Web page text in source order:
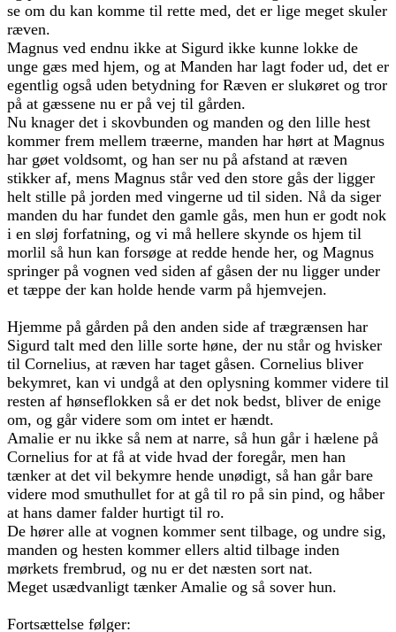
se om du kan komme til rette med, det er lige meget skuler
ræven.
Magnus ved endnu ikke at Sigurd ikke kunne lokke de
unge gæs med hjem, og at Manden har lagt foder ud, det er
egentlig også uden betydning for Ræven er slukøret og tror
på at gæssene nu er på vej til gården.
Nu knager det i skovbunden og manden og den lille hest
kommer frem mellem træerne, manden har hørt at Magnus
har gøet voldsomt, og han ser nu på afstand at ræven
stikker af, mens Magnus står ved den store gås der ligger
helt stille på jorden med vingerne ud til siden. Nå da siger
manden du har fundet den gamle gås, men hun er godt nok
i en sløj forfatning, og vi må hellere skynde os hjem til
morlil så hun kan forsøge at redde hende her, og Magnus
springer på vognen ved siden af gåsen der nu ligger under
et tæppe der kan holde hende varm på hjemvejen.
Hjemme på gården på den anden side af trægrænsen har
Sigurd talt med den lille sorte høne, der nu står og hvisker
til Cornelius, at ræven har taget gåsen. Cornelius bliver
bekymret, kan vi undgå at den oplysning kommer videre til
resten af hønseflokken så er det nok bedst, bliver de enige
om, og går videre som om intet er hændt.
Amalie er nu ikke så nem at narre, så hun går i hælene på
Cornelius for at få at vide hvad der foregår, men han
tænker at det vil bekymre hende unødigt, så han går bare
videre mod smuthullet for at gå til ro på sin pind, og håber
at hans damer falder hurtigt til ro.
De hører alle at vognen kommer sent tilbage, og undre sig,
manden og hesten kommer ellers altid tilbage inden
mørkets frembrud, og nu er det næsten sort nat.
Meget usædvanligt tænker Amalie og så sover hun.
Fortsættelse følger: